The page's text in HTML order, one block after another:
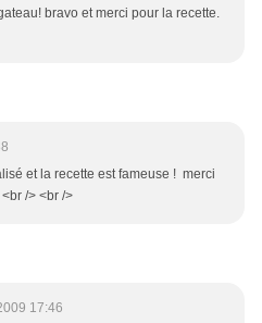
bravo et merci pour la recette.
et la recette est fameuse ! merci
/> <br />
17:46